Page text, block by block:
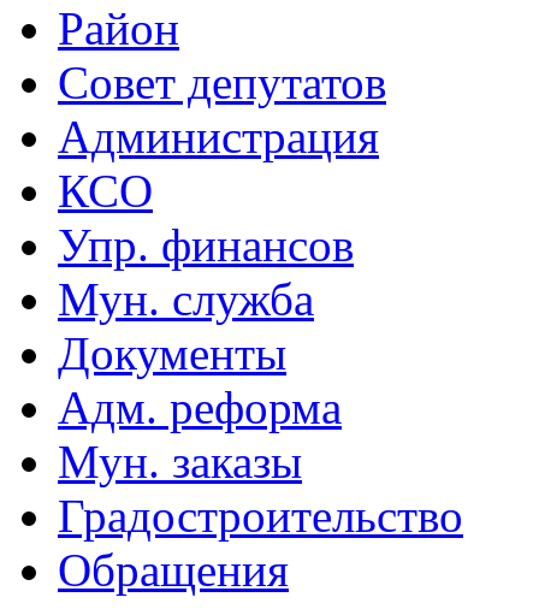
Район
Совет депутатов
Администрация
КСО
Упр. финансов
Мун. служба
Документы
Адм. реформа
Мун. заказы
Градостроительство
Обращения